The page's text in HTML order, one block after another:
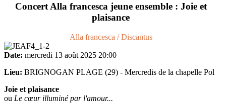
Concert Alla francesca jeune ensemble : Joie et
plaisance
Alla francesca / Discantus
Date: mercredi 13 août 2025 20:00
Lieu: BRIGNOGAN PLAGE (29) - Mercredis de la chapelle Pol
Joie et plaisance
ou Le cœur illuminé par l'amour...